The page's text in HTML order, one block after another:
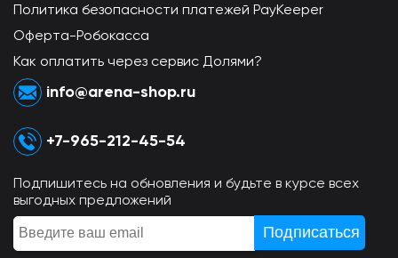
Политика безопасности платежей PayKeeper
Оферта-Робокасса
Как оплатить через сервис Долями?
info@arena-shop.ru
+7-965-212-45-54
Подпишитесь на обновления и будьте в курсе всех
выгодных предложений